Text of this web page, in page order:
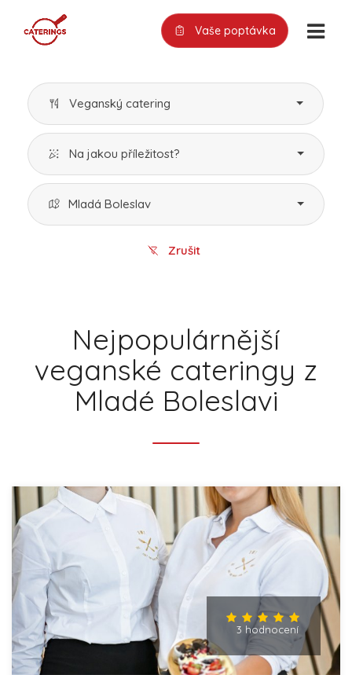
Vaše poptávka
Veganský catering
Na jakou příležitost?
Mladá Boleslav
Zrušit
Nejpopulárnější
veganské cateringy z
Mladé Boleslavi
3 hodnocení